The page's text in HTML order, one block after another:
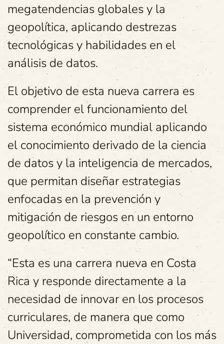
megatendencias globales y la
geopolítica, aplicando destrezas
tecnológicas y habilidades en el
análisis de datos.
El objetivo de esta nueva carrera es
comprender el funcionamiento del
sistema económico mundial aplicando
el conocimiento derivado de la ciencia
de datos y la inteligencia de mercados,
que permitan diseñar estrategias
enfocadas en la prevención y
mitigación de riesgos en un entorno
geopolítico en constante cambio.
“Esta es una carrera nueva en Costa
Rica y responde directamente a la
necesidad de innovar en los procesos
curriculares, de manera que como
Universidad, comprometida con los más